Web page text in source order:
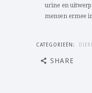
urine en
mensen ermee
CATEGORIEËN:
SHARE